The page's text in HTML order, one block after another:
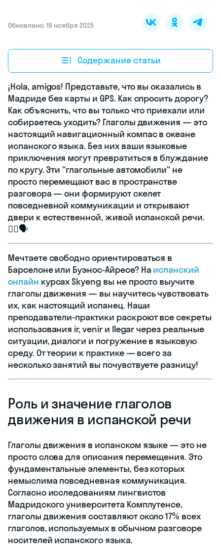
Обновлено: 19 ноября 2025
Содержание статьи
¡Hola, amigos! Представьте, что вы оказались в
Мадриде без карты и GPS. Как спросить дорогу?
Как объяснить, что вы только что приехали или
собираетесь уходить? Глаголы движения — это
настоящий навигационный компас в океане
испанского языка. Без них ваши языковые
приключения могут превратиться в блуждание
по кругу. Эти "глагольные автомобили" не
просто перемещают вас в пространстве
разговора — они формируют скелет
повседневной коммуникации и открывают
двери к естественной, живой испанской речи.
🚶‍♂️🗣️
Мечтаете свободно ориентироваться в
Барселоне или Буэнос-Айресе? На испанский
онлайн курсах Skyeng вы не просто выучите
глаголы движения — вы научитесь чувствовать
их, как настоящий испанец. Наши
преподаватели-практики раскроют все секреты
использования ir, venir и llegar через реальные
ситуации, диалоги и погружение в языковую
среду. От теории к практике — всего за
несколько занятий вы почувствуете разницу!
Роль и значение глаголов
движения в испанской речи
Глаголы движения в испанском языке — это не
просто слова для описания перемещения. Это
фундаментальные элементы, без которых
немыслима повседневная коммуникация.
Согласно исследованиям лингвистов
Мадридского университета Комплутенсе,
глаголы движения составляют около 17% всех
глаголов, используемых в обычном разговоре
носителей испанского языка.